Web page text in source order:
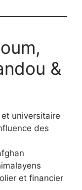
&
universitaire
des
et financier